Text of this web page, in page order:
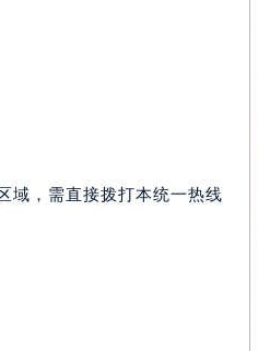
域，需直接拨打本统一热线